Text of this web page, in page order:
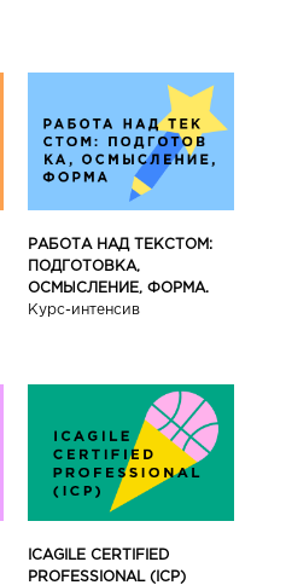
РАБОТА НАД ТЕКСТОМ:
ПОДГОТОВКА,
ОСМЫСЛЕНИЕ, ФОРМА.
Курс-интенсив
ICAGILE CERTIFIED
PROFESSIONAL (ICP)